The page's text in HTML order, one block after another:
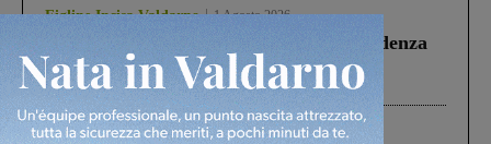
Figline Incisa Valdarno 1 Agosto 2026
Piscina di Figline finanziata oltre la scadenza
Pnrr, il gruppo di Fratelli d’Italia: “Un
ringraziamento al Governo”
Cronaca 3 Agosto 2026